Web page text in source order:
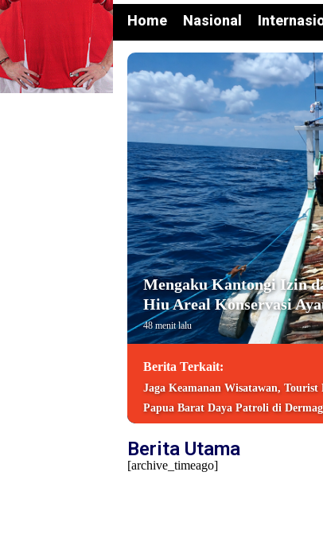
Home Nasional
Mengaku Kantongi Izin
Hiu Areal Konservasi
48 menit lalu
Berita Terkait:
Jaga Keamanan Wisatawan, Tourist
Papua Barat Daya Patroli di
Berita Utama
[archive_timeago]